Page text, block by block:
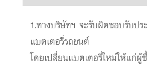
1.ทางบริษัทฯ จะรับผิดชอบรับป
แบตเตอรี่รถยนต์
โดยเปลี่ยนแบตเตอรี่ใหม่ให้แก่